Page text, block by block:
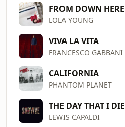
FROM DOWN HERE
LOLA YOUNG
VIVA LA VITA
FRANCESCO GABBANI
CALIFORNIA
PHANTOM PLANET
THE DAY THAT I DIE
LEWIS CAPALDI